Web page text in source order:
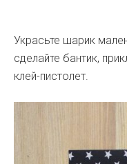
Украсьте шарик
сделайте бантик,
клей-пистолет.